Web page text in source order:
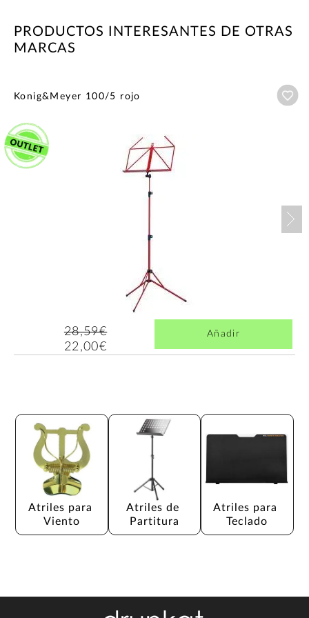
PRODUCTOS INTERESANTES DE OTRAS
MARCAS
Konig&Meyer 100/5 rojo
28,59€
22,00€
Añadir
Atriles para
Viento
Atriles de
Partitura
Atriles para
Teclado